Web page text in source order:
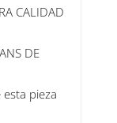
CALIDAD
DE
esta pieza